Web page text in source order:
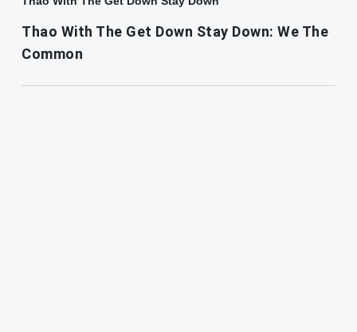
Thao With The Get Down Stay Down: We The
Common